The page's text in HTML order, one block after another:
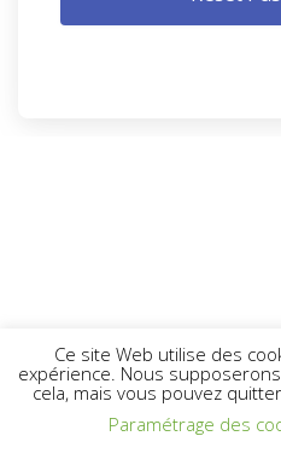
Ce site Web utilise des
expérience. Nous
cela, mais vous pouvez
Paramétrage des